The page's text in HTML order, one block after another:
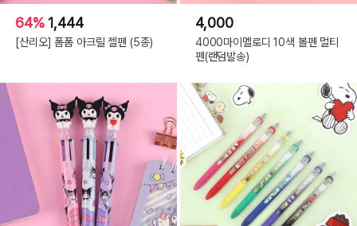
64% 1,444
[산리오] 폼폼 아크릴 젤펜 (5종)
4,000
4000마이멜로디 10색 볼펜 멀티
펜(랜덤발송)